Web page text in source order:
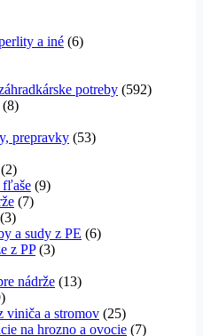
a iné (6)
potreby (592)
(8)
prepravky (53)
(2)
fľaše (9)
(7)
(3)
a sudy z PE (6)
z PP (3)
nádrže (13)
viniča a stromov (25)
na hrozno a ovocie (7)